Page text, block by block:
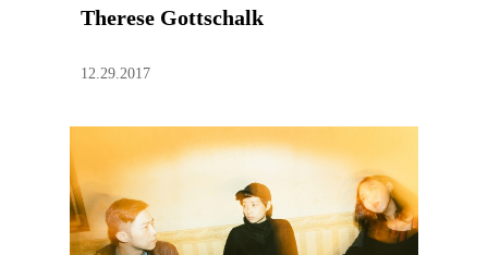
Therese Gottschalk
12.29.2017